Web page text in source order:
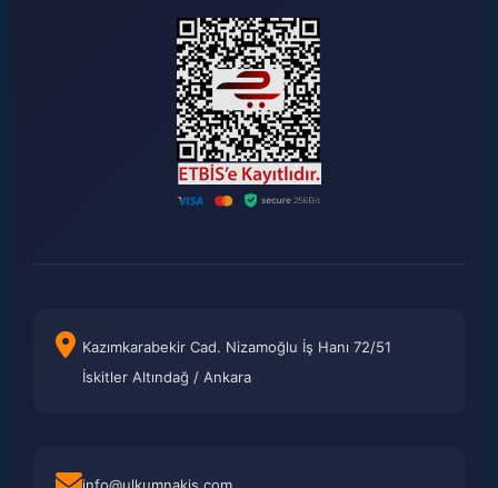
Kazımkarabekir Cad. Nizamoğlu İş Hanı 72/51
İskitler Altındağ / Ankara